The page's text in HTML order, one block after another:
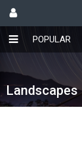
POPULAR
Landscapes